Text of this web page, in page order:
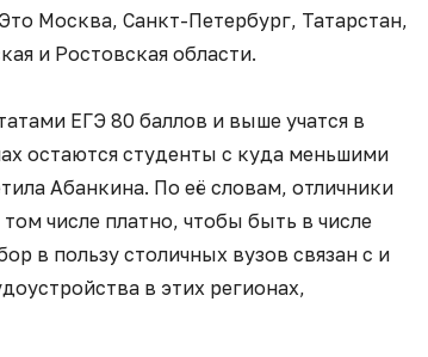
Москва, Санкт-Петербург, Татарстан,
и Ростовская области.
ЕГЭ 80 баллов и выше учатся в
остаются студенты с куда меньшими
Абанкина. По её словам, отличники
числе платно, чтобы быть в числе
в пользу столичных вузов связан с и
в этих регионах,